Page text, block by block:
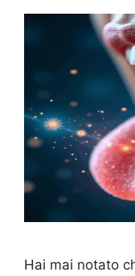
Hai mai notato